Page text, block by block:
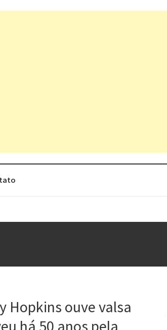
Hopkins ouve valsa
há 50 anos pela